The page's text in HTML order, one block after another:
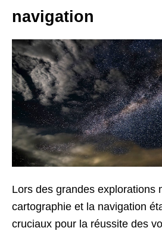
navigation
Lors des grandes explorations
cartographie et la navigation
cruciaux pour la réussite des